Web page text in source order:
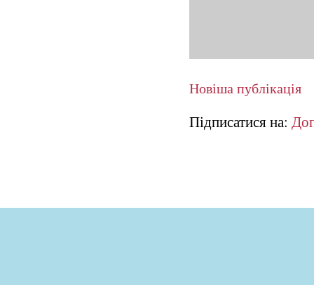
Новіша публікація
Підписатися на: